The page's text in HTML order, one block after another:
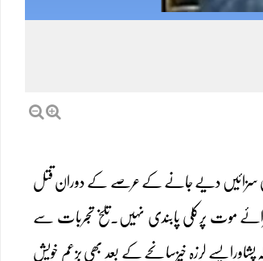
کی سزائیں دیے جانے کے عرصے کے دوران قتل
سزائے موت پرکلی پابندی نہیں۔تلخ تجربات سے
لرزہ خیزسانحے کے بعد بھی بزعم خویش